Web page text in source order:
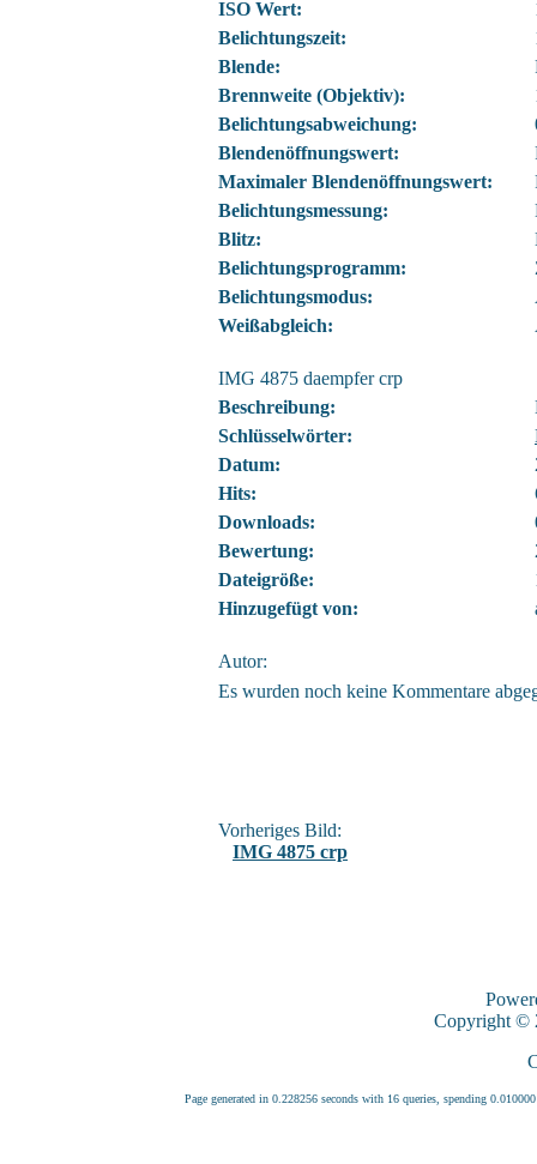
ISO Wert:
Belichtungszeit:
Blende:
Brennweite (Objektiv):
Belichtungsabweichung:
Blendenöffnungswert:
Maximaler Blendenöffnungswert:
Belichtungsmessung:
Blitz:
Belichtungsprogramm:
Belichtungsmodus:
Weißabgleich:
IMG 4875 daempfer crp
Beschreibung:
Schlüsselwörter:
Datum:
Hits:
Downloads:
Bewertung:
Dateigröße:
Hinzugefügt von:
Autor:
Es wurden noch keine Kommentare
Vorheriges Bild:
IMG 4875 crp
Copyright ©
Page generated in 0.228256 seconds with 16 queries, spending